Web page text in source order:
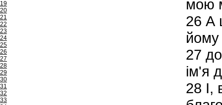
19
20
21
22
23
24
25
26
27
28
29
30
31
32
33
мою
26 А
йому
27
ім'я
28 І,